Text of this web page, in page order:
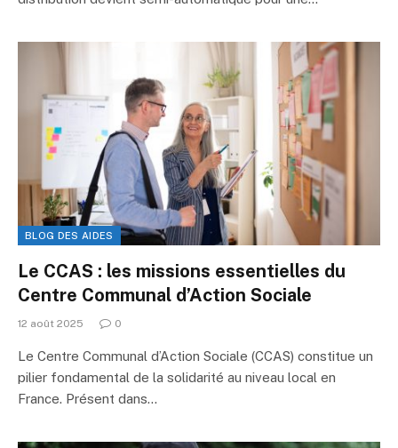
BLOG DES AIDES
Le CCAS : les missions essentielles du
Centre Communal d’Action Sociale
12 août 2025 0
Le Centre Communal d’Action Sociale (CCAS) constitue un
pilier fondamental de la solidarité au niveau local en
France. Présent dans…